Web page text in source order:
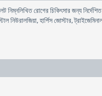
নিম্নলিখিত রোগের চিকিৎসার জন্য
নিউরালজিয়া, হার্পিস জোস্টার,